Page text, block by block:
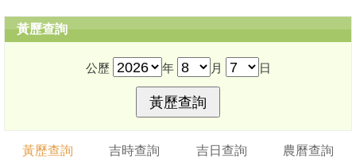
黃歷查詢
公歷 年 月 日
黃歷查詢 吉時查詢 吉日查詢 農曆查詢